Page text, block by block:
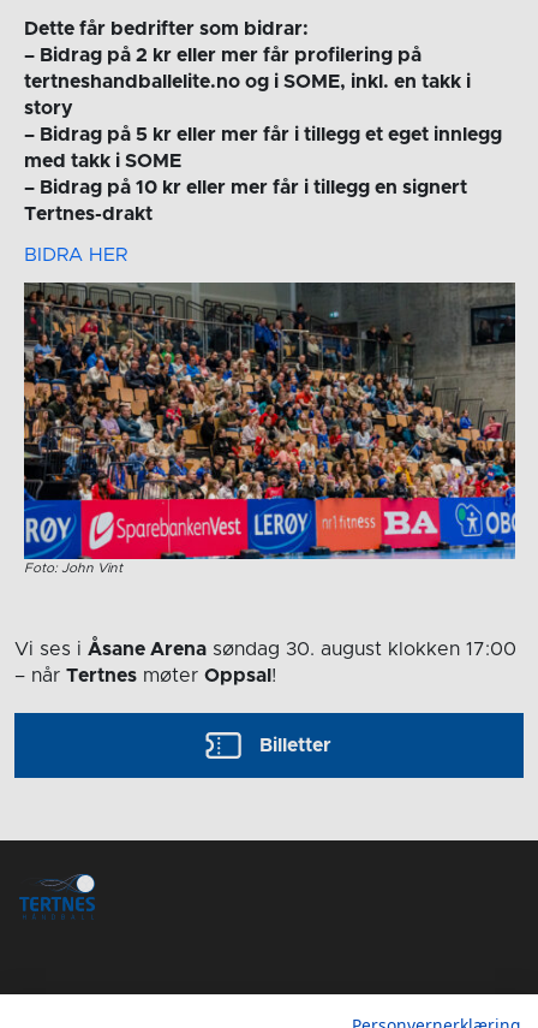
Dette får bedrifter som bidrar:
– Bidrag på 2 kr eller mer får profilering på
tertneshandballelite.no og i SOME, inkl. en takk i
story
– Bidrag på 5 kr eller mer får i tillegg et eget innlegg
med takk i SOME
– Bidrag på 10 kr eller mer får i tillegg en signert
Tertnes-drakt
BIDRA HER
Foto: John Vint
Vi ses i Åsane Arena søndag 30. august klokken 17:00
– når Tertnes møter Oppsal !
Billetter